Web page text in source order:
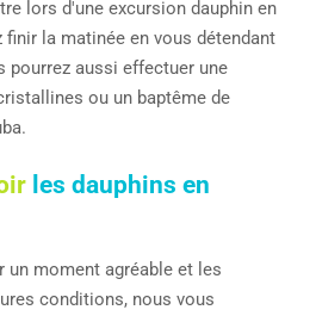
lors d'une excursion dauphin en
la matinée en vous détendant
pourrez aussi effectuer une
ou un baptême de
les dauphins en
un moment agréable et les
conditions, nous vous